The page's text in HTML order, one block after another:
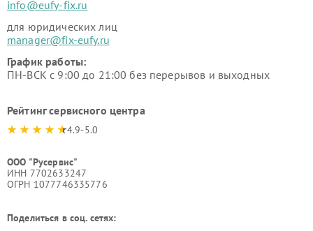
info@eufy-fix.ru
для юридических лиц
manager@fix-eufy.ru
График работы:
ПН-ВСК с 9:00 до 21:00 без перерывов и выходных
Рейтинг сервисного центра
4.9-5.0
ООО "Русервис"
ИНН 7702633247
ОГРН 1077746335776
Поделиться в соц. сетях: